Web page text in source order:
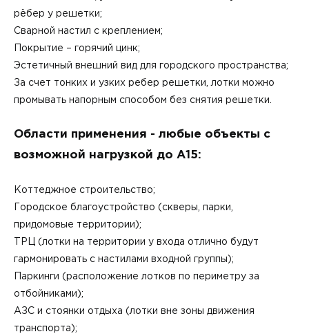
рёбер у решетки;
Сварной настил с креплением;
Покрытие – горячий цинк;
Эстетичный внешний вид для городского пространства;
За счет тонких и узких ребер решетки, лотки можно
промывать напорным способом без снятия решетки.
Области применения - любые объекты с
возможной нагрузкой до А15:
Коттеджное строительство;
Городское благоустройство (скверы, парки,
придомовые территории);
ТРЦ (лотки на территории у входа отлично будут
гармонировать с настилами входной группы);
Паркинги (расположение лотков по периметру за
отбойниками);
АЗС и стоянки отдыха (лотки вне зоны движения
транспорта);